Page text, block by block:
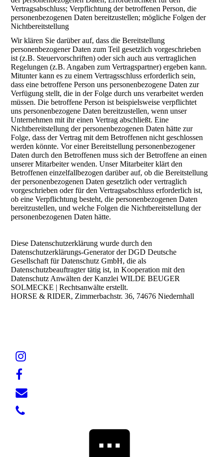
Vertragsabschluss; Verpflichtung der betroffenen Person, die
personenbezogenen Daten bereitzustellen; mögliche Folgen der
Nichtbereitstellung
Wir klären Sie darüber auf, dass die Bereitstellung
personenbezogener Daten zum Teil gesetzlich vorgeschrieben
ist (z.B. Steuervorschriften) oder sich auch aus vertraglichen
Regelungen (z.B. Angaben zum Vertragspartner) ergeben kann.
Mitunter kann es zu einem Vertragsschluss erforderlich sein,
dass eine betroffene Person uns personenbezogene Daten zur
Verfügung stellt, die in der Folge durch uns verarbeitet werden
müssen. Die betroffene Person ist beispielsweise verpflichtet
uns personenbezogene Daten bereitzustellen, wenn unser
Unternehmen mit ihr einen Vertrag abschließt. Eine
Nichtbereitstellung der personenbezogenen Daten hätte zur
Folge, dass der Vertrag mit dem Betroffenen nicht geschlossen
werden könnte. Vor einer Bereitstellung personenbezogener
Daten durch den Betroffenen muss sich der Betroffene an einen
unserer Mitarbeiter wenden. Unser Mitarbeiter klärt den
Betroffenen einzelfallbezogen darüber auf, ob die Bereitstellung
der personenbezogenen Daten gesetzlich oder vertraglich
vorgeschrieben oder für den Vertragsabschluss erforderlich ist,
ob eine Verpflichtung besteht, die personenbezogenen Daten
bereitzustellen, und welche Folgen die Nichtbereitstellung der
personenbezogenen Daten hätte.
Diese Datenschutzerklärung wurde durch den
Datenschutzerklärungs-Generator der DGD Deutsche
Gesellschaft für Datenschutz GmbH, die als
Datenschutzbeauftragter tätig ist, in Kooperation mit den
Datenschutz Anwälten der Kanzlei WILDE BEUGER
SOLMECKE | Rechtsanwälte erstellt.
HORSE & RIDER, Zimmerbachstr. 36, 74676 Niedernhall